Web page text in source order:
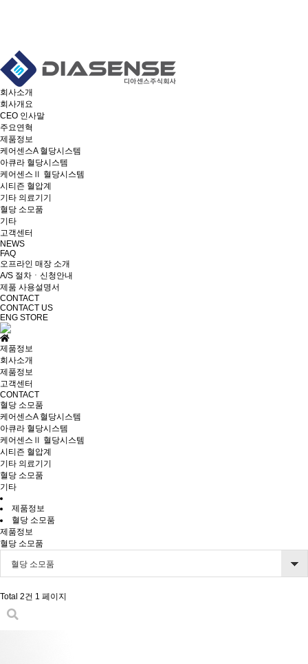
회사소개
회사개요
CEO 인사말
주요연혁
제품정보
케어센스A 혈당시스템
아큐라 혈당시스템
케어센스Ⅱ 혈당시스템
시티즌 혈압계
기타 의료기기
혈당 소모품
기타
고객센터
NEWS
FAQ
오프라인 매장 소개
A/S 절차ㆍ신청안내
제품 사용설명서
CONTACT
CONTACT US
ENG STORE
제품정보
회사소개
제품정보
고객센터
CONTACT
혈당 소모품
케어센스A 혈당시스템
아큐라 혈당시스템
케어센스Ⅱ 혈당시스템
시티즌 혈압계
기타 의료기기
혈당 소모품
기타
제품정보
혈당 소모품
제품정보
혈당 소모품
혈당 소모품
Total 2건 1 페이지